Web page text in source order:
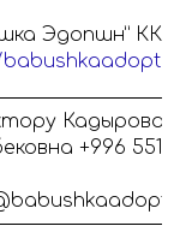
Эдопшн” ККФ
Кадырова
+996 551